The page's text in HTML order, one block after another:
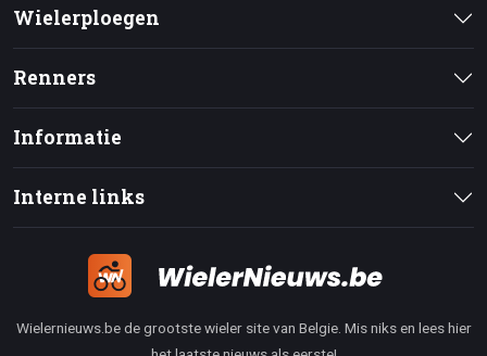
Wielerploegen
Renners
Informatie
Interne links
Wielernieuws.be de grootste wieler site van Belgie. Mis niks en lees hier